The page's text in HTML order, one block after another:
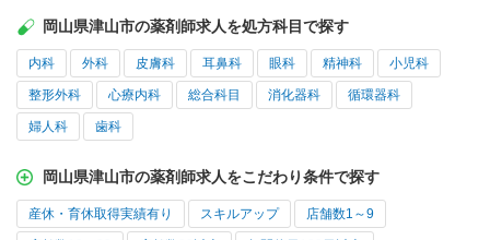
岡山県津山市の薬剤師求人を処方科目で探す
内科 外科 皮膚科 耳鼻科 眼科 精神科 小児科
整形外科 心療内科 総合科目 消化器科 循環器科
婦人科 歯科
岡山県津山市の薬剤師求人をこだわり条件で探す
産休・育休取得実績有り スキルアップ 店舗数1～9